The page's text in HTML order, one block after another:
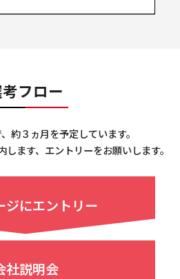
フロー
約３ヵ月を予定しています。
ます、エントリーをお願いします。
ジにエントリー
社説明会